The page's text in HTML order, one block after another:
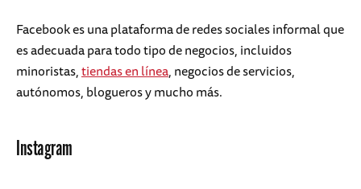
Facebook es una plataforma de redes sociales informal que
es adecuada para todo tipo de negocios, incluidos
minoristas,tiendas en línea, negocios de servicios,
autónomos, blogueros y mucho más.
Instagram